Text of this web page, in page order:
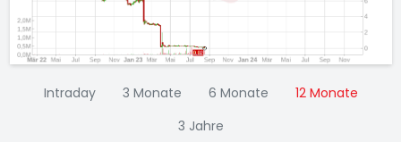
Intraday 3 Monate 6 Monate
12 Monate
3 Jahre